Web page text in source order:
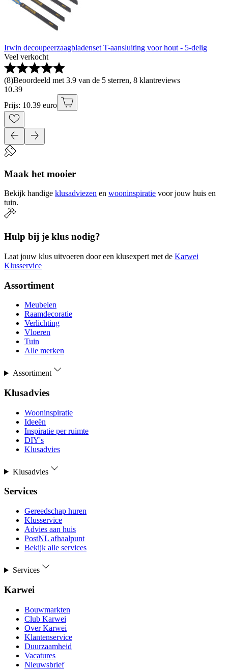
Irwin decoupeerzaagbladenset T-aansluiting voor hout - 5-delig
Veel verkocht
(8)Beoordeeld met 3.9 van de 5 sterren, 8 klantreviews
10.39
Prijs: 10.39 euro
Maak het mooier
Bekijk handige klusadviezen en wooninspiratie voor jouw huis en
tuin.
Hulp bij je klus nodig?
Laat jouw klus uitvoeren door een klusexpert met de Karwei
Klusservice
Assortiment
Meubelen
Raamdecoratie
Verlichting
Vloeren
Tuin
Alle merken
Assortiment
Klusadvies
Wooninspiratie
Ideeën
Inspiratie per ruimte
DIY's
Klusadvies
Klusadvies
Services
Gereedschap huren
Klusservice
Advies aan huis
PostNL afhaalpunt
Bekijk alle services
Services
Karwei
Bouwmarkten
Club Karwei
Over Karwei
Klantenservice
Duurzaamheid
Vacatures
Nieuwsbrief